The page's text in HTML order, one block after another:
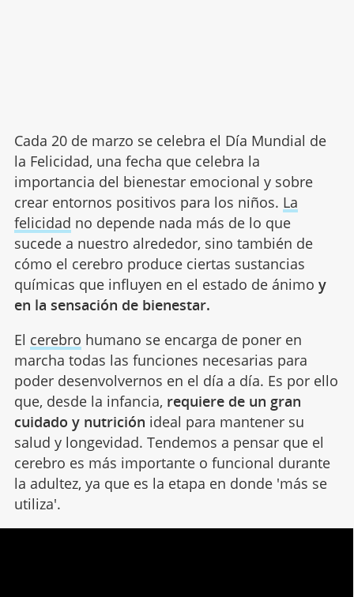
Cada 20 de marzo se celebra el Día Mundial de
la Felicidad, una fecha que celebra la
importancia del bienestar emocional y sobre
crear entornos positivos para los niños. La
felicidad no depende nada más de lo que
sucede a nuestro alrededor, sino también de
cómo el cerebro produce ciertas sustancias
químicas que influyen en el estado de ánimo y
en la sensación de bienestar.
El cerebro humano se encarga de poner en
marcha todas las funciones necesarias para
poder desenvolvernos en el día a día. Es por ello
que, desde la infancia, requiere de un gran
cuidado y nutrición ideal para mantener su
salud y longevidad. Tendemos a pensar que el
cerebro es más importante o funcional durante
la adultez, ya que es la etapa en donde 'más se
utiliza'.